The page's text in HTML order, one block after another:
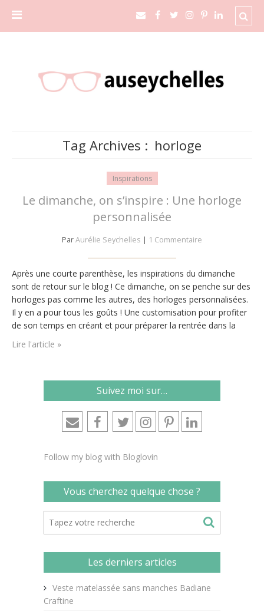
Tag Archives : horloge
Inspirations
Le dimanche, on s’inspire : Une horloge
personnalisée
ParAurélie Seychelles | 1 Commentaire
Après une courte parenthèse, les inspirations du dimanche
sont de retour sur le blog ! Ce dimanche, on se penche sur des
horloges pas comme les autres, des horloges personnalisées.
Il y en a pour tous les goûts ! Une customisation pour profiter
de son temps en créant et pour préparer la rentrée dans la
bonne humeur ! 1/ Si…
Lire l'article »
Suivez moi sur…
Follow my blog with Bloglovin
Vous cherchez quelque chose ?
Les derniers articles
Veste matelassée sans manches Badiane
Craftine